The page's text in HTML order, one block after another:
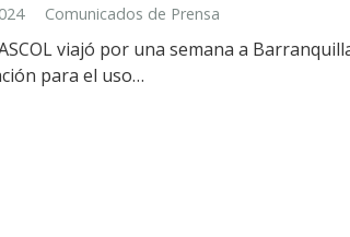
Comunicados de Prensa
viajó por una semana a
para el uso…